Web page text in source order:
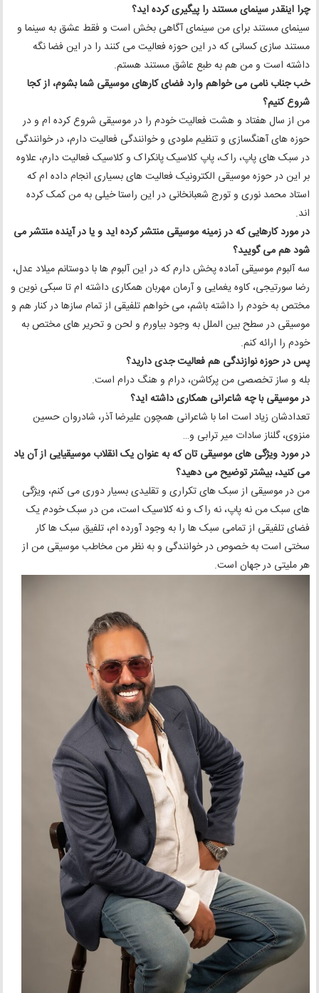
چرا اینقدر سینمای مستند را پیگیری کرده اید؟
سینمای مستند برای من سینمای آگاهی بخش است و فقط عشق به سینما و
مستند سازی کسانی که در این حوزه فعالیت می کنند را در این فضا نگه
داشته است و من هم به طبع عاشق مستند هستم.
خب جناب نامی می خواهم وارد فضای کارهای موسیقی شما بشوم، از کجا
شروع کنیم؟
من از سال هفتاد و هشت فعالیت خودم را در موسیقی شروع کرده ام و در
حوزه های آهنگسازی و تنظیم ملودی و خوانندگی فعالیت دارم، در خوانندگی
در سبک های پاپ، راک، پاپ کلاسیک پانکراک و کلاسیک فعالیت دارم، علاوه
بر این در حوزه موسیقی الکترونیک فعالیت های بسیاری انجام داده ام که
استاد محمد نوری و تورج شعبانخانی در این راستا خیلی به من کمک کرده
اند.
در مورد کارهایی که در زمینه موسیقی منتشر کرده اید و یا در آینده منتشر می
شود هم می گویید؟
سه آلبوم موسیقی آماده پخش دارم که در این آلبوم ها با دوستانم میلاد عدل،
رضا سورتیجی، کاوه یغمایی و آرمان مهربان همکاری داشته ام تا سبکی نوین و
مختص به خودم را داشته باشم، می خواهم تلفیقی از تمام سازها در کنار هم و
موسیقی در سطح بین الملل به وجود بیاورم و لحن و تحریر های مختص به
خودم را ارائه کنم.
پس در حوزه نوازندگی هم فعالیت جدی دارید؟
بله و ساز تخصصی من پرکاشن، درام و هنگ درام است.
در موسیقی با چه شاعرانی همکاری داشته اید؟
تعدادشان زیاد است اما با شاعرانی همچون علیرضا آذر، شادروان حسین
منزوی، گلناز سادات میر ترابی و…
در مورد ویژگی های موسیقی تان که به عنوان یک انقلاب موسیقیایی از آن یاد
می کنید، بیشتر توضیح می دهید؟
من در موسیقی از سبک های تکراری و تقلیدی بسیار دوری می کنم، ویژگی
های سبک من نه پاپ، نه راک و نه کلاسیک است، من در سبک خودم یک
فضای تلفیقی از تمامی سبک ها را به وجود آورده ام، تلفیق سبک ها کار
سختی است به خصوص در خوانندگی و به نظر من مخاطب موسیقی من از
هر ملیتی در جهان است.